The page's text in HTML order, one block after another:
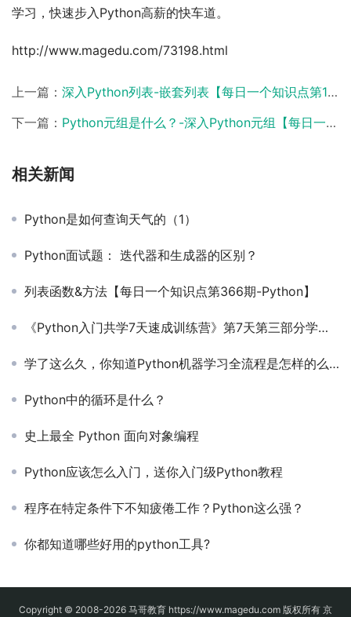
学习，快速步入Python高薪的快车道。
http://www.magedu.com/73198.html
上一篇： 深入Python列表-嵌套列表【每日一个知识点第167期-Python】
下一篇： Python元组是什么？-深入Python元组【每日一个知识点第171期-Python】
相关新闻
Python是如何查询天气的（1）
Python面试题： 迭代器和生成器的区别？
列表函数&方法【每日一个知识点第366期-Python】
《Python入门共学7天速成训练营》第7天第三部分学习任务
学了这么久，你知道Python机器学习全流程是怎样的么？
Python中的循环是什么？
史上最全 Python 面向对象编程
Python应该怎么入门，送你入门级Python教程
程序在特定条件下不知疲倦工作？Python这么强？
你都知道哪些好用的python工具?
Copyright © 2008-2026 马哥教育 https://www.magedu.com 版权所有 京